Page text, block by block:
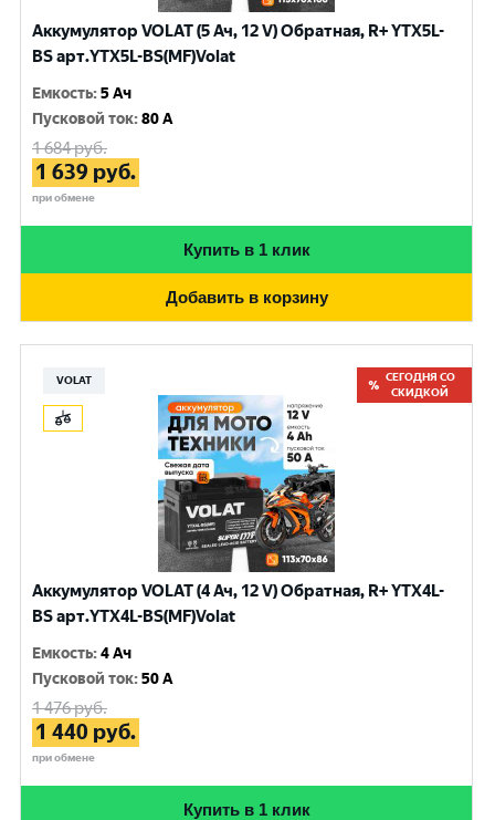
Аккумулятор VOLAT (5 Ач, 12 V) Обратная, R+ YTX5L-
BS арт.YTX5L-BS(MF)Volat
Емкость:5 Ач
Пусковой ток:80 A
1 684руб.
1 639 руб.
при обмене
Купить в 1 клик
Добавить в корзину
VOLAT
СЕГОДНЯ СО
СКИДКОЙ
Аккумулятор VOLAT (4 Ач, 12 V) Обратная, R+ YTX4L-
BS арт.YTX4L-BS(MF)Volat
Емкость:4 Ач
Пусковой ток:50 A
1 476руб.
1 440 руб.
при обмене
Купить в 1 клик